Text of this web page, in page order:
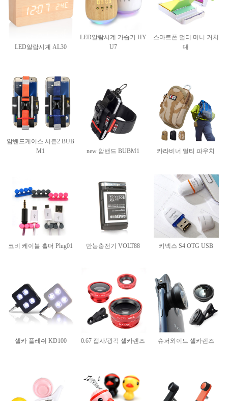
LED알람시계 AL30
LED알람시계 가습기 HY
U7
스마트폰 멀티 미니 거치
대
암밴드케이스 시즌2 BUB
M1
new 암밴드 BUBM1 카라비너 멀티 파우치
코비 케이블 홀더 Plug01 만능충전기 VOLT88 키넥스 S4 OTG USB
셀카 플레쉬 KD100 0.67 접사/광각 셀카렌즈 슈퍼와이드 셀카렌즈